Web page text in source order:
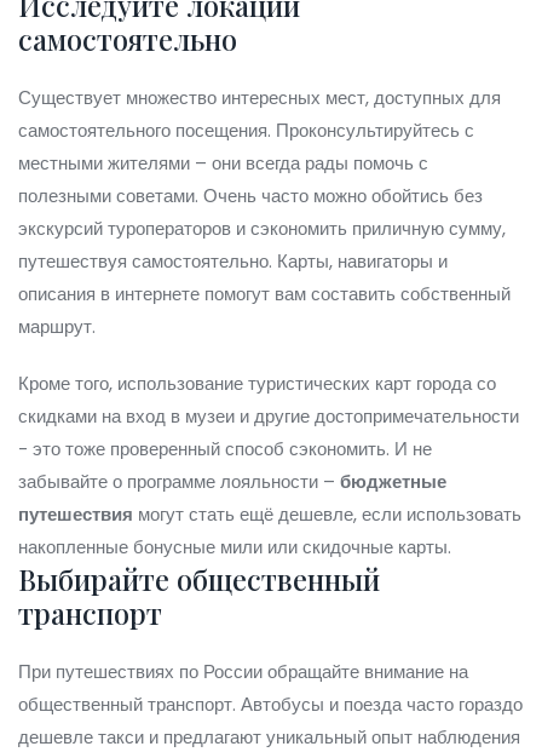
самостоятельно
Существует множество интересных мест, доступных для
самостоятельного посещения. Проконсультируйтесь с
местными жителями – они всегда рады помочь с
полезными советами. Очень часто можно обойтись без
экскурсий туроператоров и сэкономить приличную сумму,
путешествуя самостоятельно. Карты, навигаторы и
описания в интернете помогут вам составить собственный
маршрут.
Кроме того, использование туристических карт города со
скидками на вход в музеи и другие достопримечательности
- это тоже проверенный способ сэкономить. И не
забывайте о программе лояльности – бюджетные
путешествия могут стать ещё дешевле, если использовать
накопленные бонусные мили или скидочные карты.
Выбирайте общественный
транспорт
При путешествиях по России обращайте внимание на
общественный транспорт. Автобусы и поезда часто гораздо
дешевле такси и предлагают уникальный опыт наблюдения